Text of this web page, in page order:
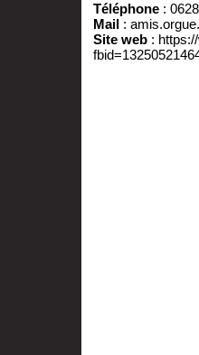
Téléphone :
Mail :
Site web :